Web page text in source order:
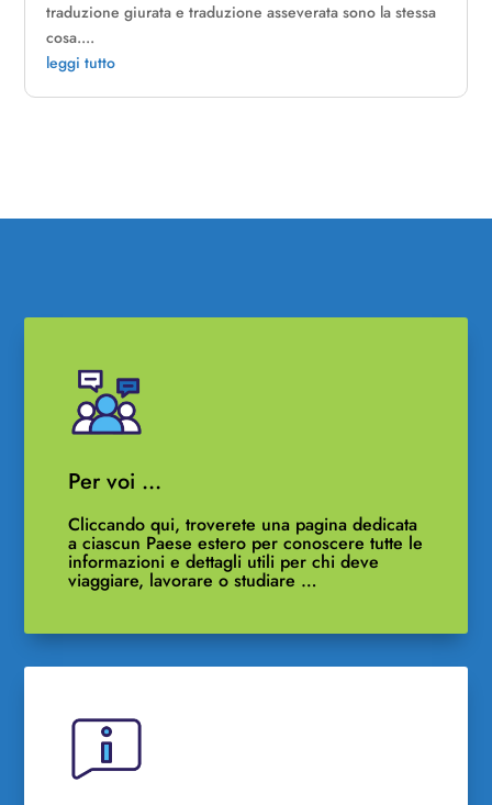
traduzione giurata e traduzione asseverata sono la stessa
cosa....
leggi tutto
Per voi …
Cliccando qui, troverete una pagina dedicata
a ciascun Paese estero per conoscere tutte le
informazioni e dettagli utili per chi deve
viaggiare, lavorare o studiare …